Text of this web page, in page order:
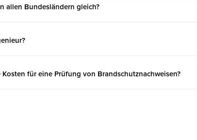
allen Bundesländern gleich?
für eine Prüfung von Brandschutznachweisen?